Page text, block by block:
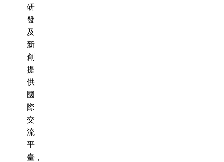
研
發
及
新
創
提
供
國
際
交
流
平
臺，